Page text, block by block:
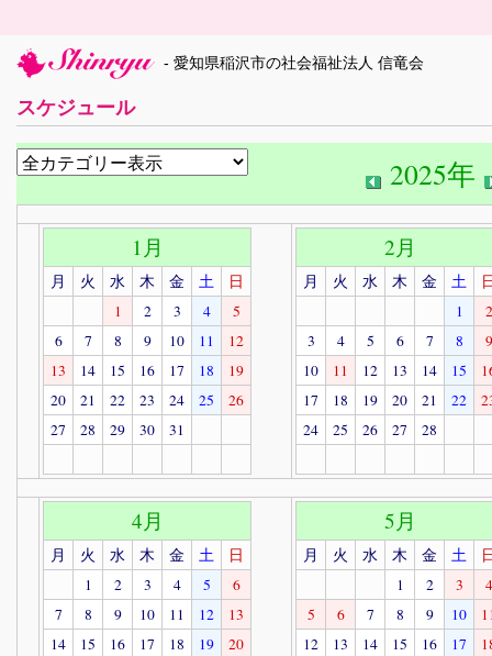
- 愛知県稲沢市の社会福祉法人 信竜会
スケジュール
2025年
1月
月 火 水 木 金 土
日
1
2 3 4
5
6
7 8 9 10 11
12
13
14 15 16 17 18
19
20
21 22 23 24 25
26
27
28 29 30 31
2月
月 火 水 木 金 土
1
2
3
4 5 6 7 8
9
10
11 12 13 14 15
17
18 19 20 21 22
24
25 26 27 28
4月
月 火 水 木 金 土
日
1
2 3 4 5
6
7
8 9 10 11 12
13
14
15 16 17 18 19
20
5月
月 火 水 木 金 土
1
2 3
4
5
6 7 8 9 10
12
13 14 15 16 17